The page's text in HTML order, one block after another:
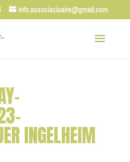
info.associacioaire@gmail.com
INGELHEIM